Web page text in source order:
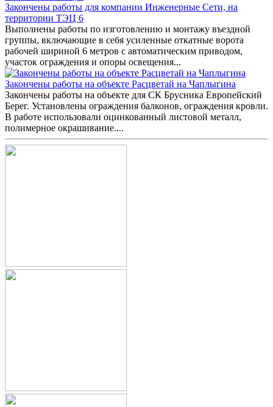
Закончены работы для компании Инженерные Сети, на
территории ТЭЦ 6
Выполнены работы по изготовлению и монтажу въездной
группы, включающие в себя усиленные откатные ворота
рабочей шириной 6 метров с автоматическим приводом,
участок ограждения и опоры освещения...
Закончены работы на объекте Расцветай на Чаплыгина
Закончены работы на объекте для СК Брусника Европейский
Берег. Установлены ограждения балконов, ограждения кровли.
В работе использовали оцинкованный листовой металл,
полимерное окрашивание....